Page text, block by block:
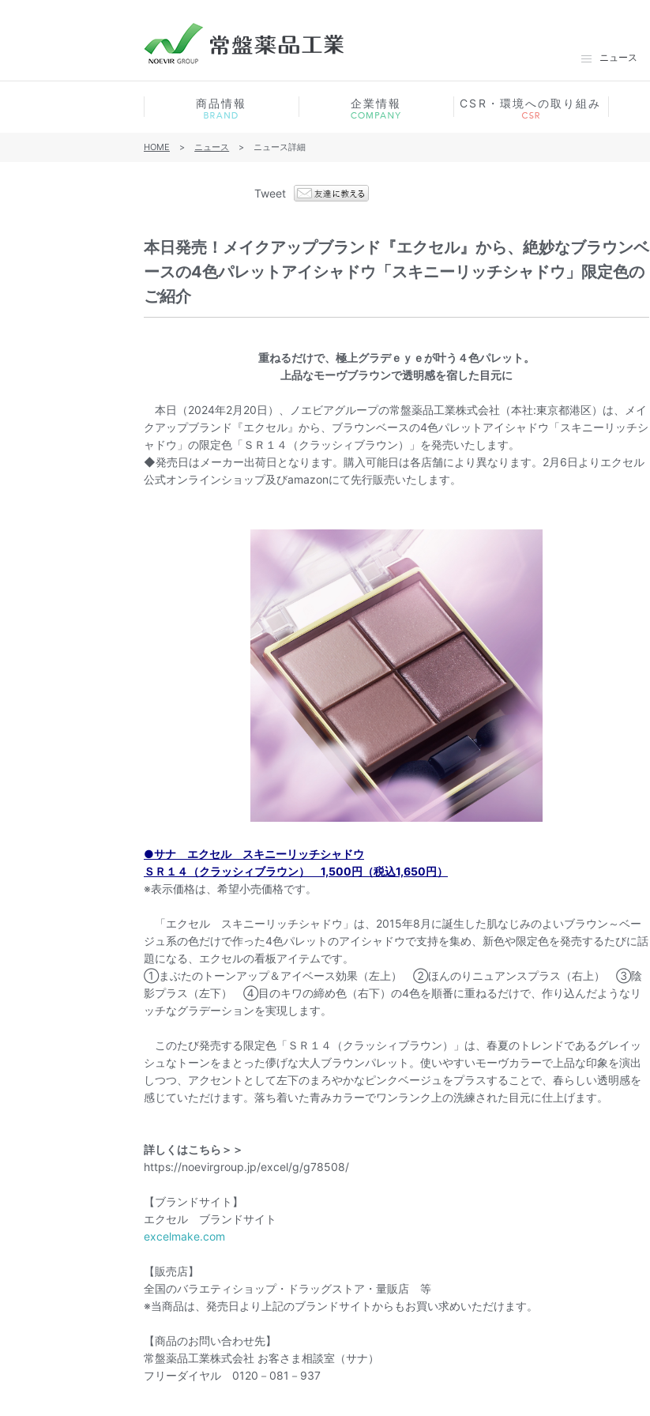
商品情報 企業情報 CSR・環境への取り組み
ニュース
HOME > ニュース > ニュース詳細
Tweet
本日発売！メイクアップブランド『エクセル』から、絶妙なブラウンベ
ースの4色パレットアイシャドウ「スキニーリッチシャドウ」限定色の
ご紹介
重ねるだけで、極上グラデｅｙｅが叶う４色パレット。
上品なモーヴブラウンで透明感を宿した目元に
本日（2024年2月20日）、ノエビアグループの常盤薬品工業株式会社（本社:東京都港区）は、メイ
クアップブランド『エクセル』から、ブラウンベースの4色パレットアイシャドウ「スキニーリッチシ
ャドウ」の限定色「ＳＲ１４（クラッシィブラウン）」を発売いたします。
◆発売日はメーカー出荷日となります。購入可能日は各店舗により異なります。2月6日よりエクセル
公式オンラインショップ及びamazonにて先行販売いたします。
●サナ エクセルスキニーリッチシャドウ
ＳＲ１４（クラッシィブラウン） 1,500円（税込1,650円）
※表示価格は、希望小売価格です。
「エクセル スキニーリッチシャドウ」は、2015年8月に誕生した肌なじみのよいブラウン～ベー
ジュ系の色だけで作った4色パレットのアイシャドウで支持を集め、新色や限定色を発売するたびに話
題になる、エクセルの看板アイテムです。
①まぶたのトーンアップ＆アイベース効果（左上） ②ほんのりニュアンスプラス（右上） ③陰
影プラス（左下） ④目のキワの締め色（右下）の4色を順番に重ねるだけで、作り込んだようなリ
ッチなグラデーションを実現します。
このたび発売する限定色「ＳＲ１４（クラッシィブラウン）」は、春夏のトレンドであるグレイッ
シュなトーンをまとった儚げな大人ブラウンパレット。使いやすいモーヴカラーで上品な印象を演出
しつつ、アクセントとして左下のまろやかなピンクベージュをプラスすることで、春らしい透明感を
感じていただけます。落ち着いた青みカラーでワンランク上の洗練された目元に仕上げます。
詳しくはこちら＞＞
https://noevirgroup.jp/excel/g/g78508/
【ブランドサイト】
エクセル ブランドサイト
excelmake.com
【販売店】
全国のバラエティショップ・ドラッグストア・量販店 等
※当商品は、発売日より上記のブランドサイトからもお買い求めいただけます。
【商品のお問い合わせ先】
常盤薬品工業株式会社 お客さま相談室（サナ）
フリーダイヤル 0120－081－937